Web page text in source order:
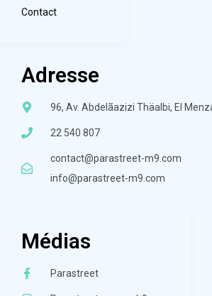
Contact
Adresse
96, Av. Abdelãazizi Thäalbi, El
22 540 807
contact@parastreet-m9.com
info@parastreet-m9.com
Médias
Parastreet